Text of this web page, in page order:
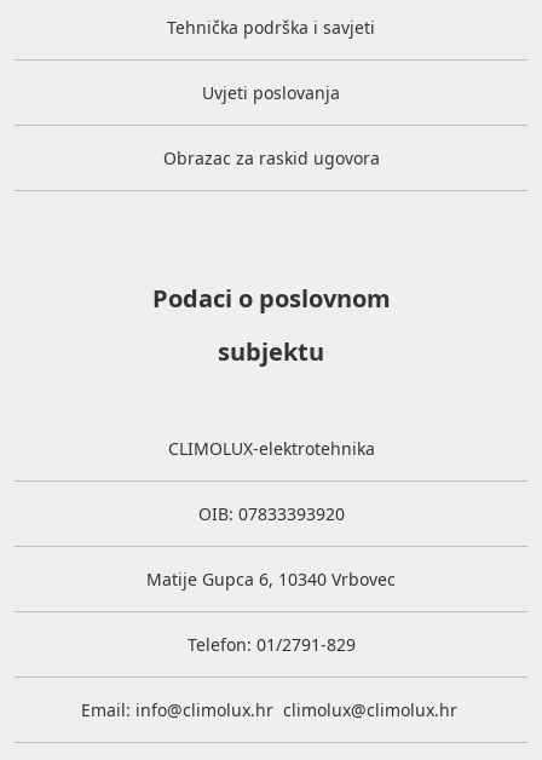
Tehnička podrška i savjeti
Uvjeti poslovanja
Obrazac za raskid ugovora
Podaci o poslovnom
subjektu
CLIMOLUX-elektrotehnika
OIB: 07833393920
Matije Gupca 6, 10340 Vrbovec
Telefon: 01/2791-829
Email: info@climolux.hr climolux@climolux.hr